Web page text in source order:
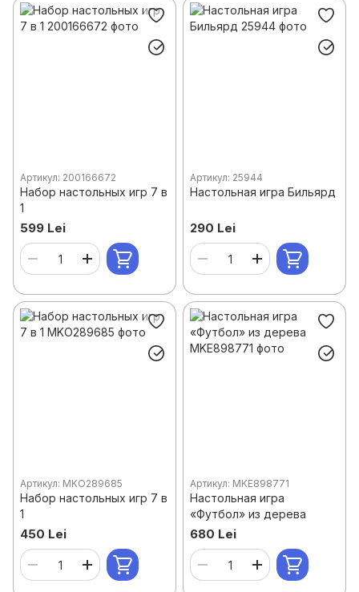
Артикул: 200166672
Набор настольных игр 7 в
1
599 Lei
Артикул: 25944
Настольная игра Бильярд
290 Lei
Артикул: MKO289685
Набор настольных игр 7 в
1
450 Lei
Артикул: MKE898771
Настольная игра
«Футбол» из дерева
680 Lei